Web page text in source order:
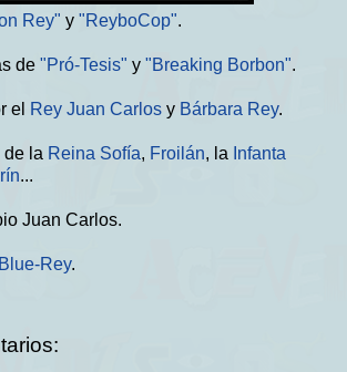
Rey" y "ReyboCop".
de "Pró-Tesis" y "Breaking Borbon".
el Rey Juan Carlos y Bárbara Rey.
la Reina Sofía, Froilán, la Infanta
...
Juan Carlos.
Blue-Rey.